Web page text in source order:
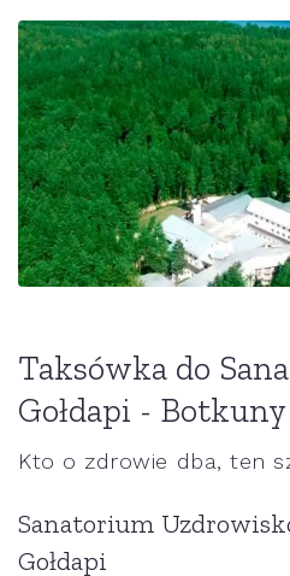
Taksówka do
Gołdapi - Botkuny
Kto o zdrowie dba, ten
Sanatorium
Gołdapi